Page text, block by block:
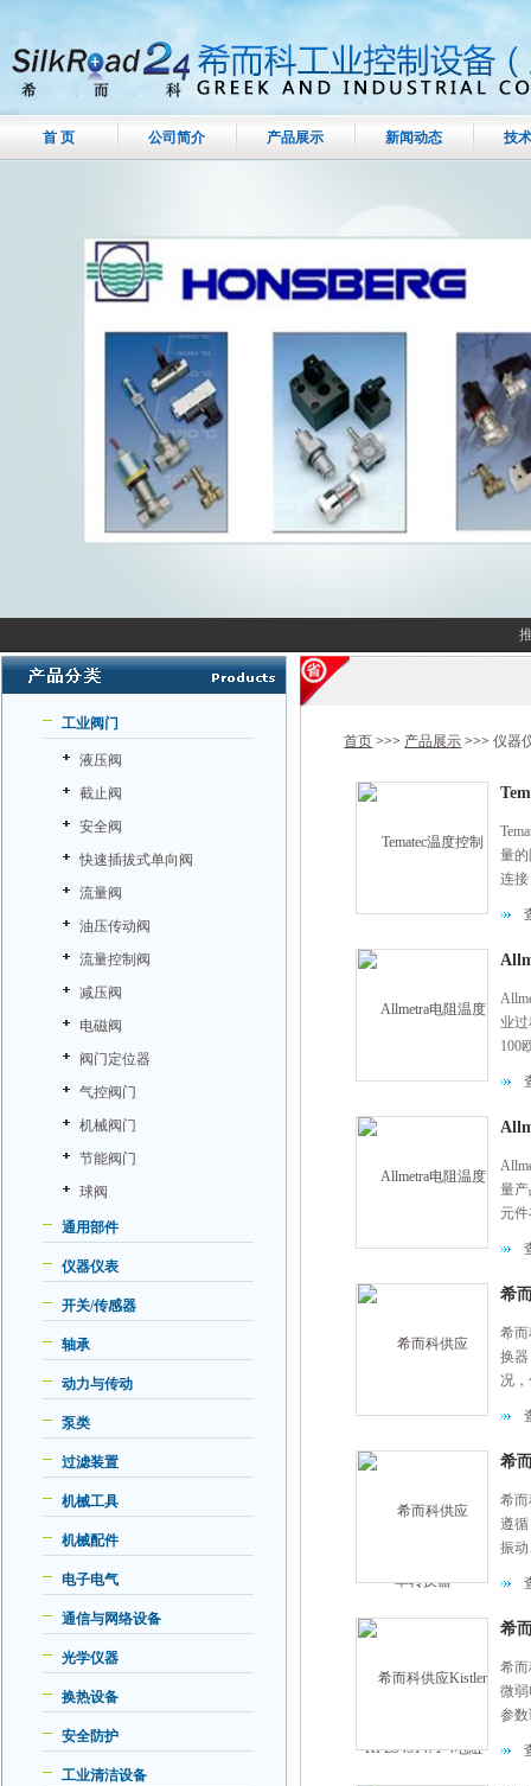
首 页 公司简介 产品展示 新闻动态 技
工业阀门
液压阀
截止阀
安全阀
快速插拔式单向阀
流量阀
油压传动阀
流量控制阀
减压阀
电磁阀
阀门定位器
气控阀门
机械阀门
节能阀门
球阀
通用部件
仪器仪表
开关/传感器
轴承
动力与传动
泵类
过滤装置
机械工具
机械配件
电子电气
通信与网络设备
光学仪器
换热设备
安全防护
工业清洁设备
首页 >>> 产品展示 >>>仪器
量
连
业
100
量
元
希
希而
换
况
希
希
遵
振
希
希
微
参